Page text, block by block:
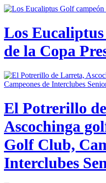
Los
de la Copa
El Potrerillo
Ascochinga
Golf Club,
Interclubes